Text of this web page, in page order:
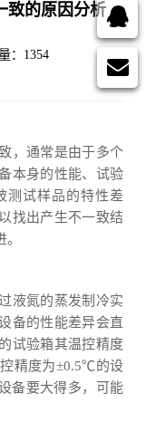
致的原因分析
：1354
，通常是由于多个
本身的性能、试验
测试样品的特性差
找出产生不一致结
氮的蒸发制冷实
备的性能差异会直
试验箱其温控精度
精度为±0.5℃的设
备要大得多，可能